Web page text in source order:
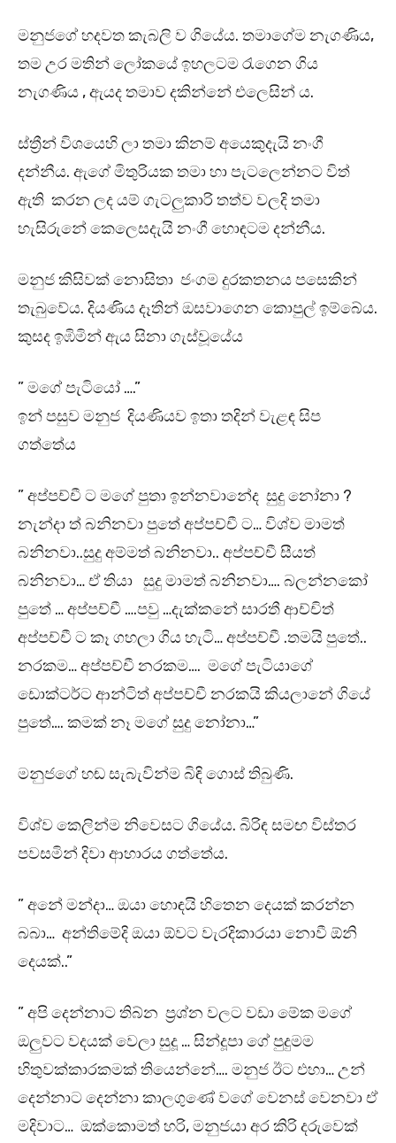
මනුජගේ හදවත කැබලි ව ගියේය. තමාගේම නැගණිය,
තම උර මතින් ලෝකයේ ඉහලටම රැගෙන ගිය
නැගණිය , ඇයද තමාව දකින්නේ එලෙසින් ය.
ස්ත්‍රීන් විශයෙහි ලා තමා කිනම් අයෙකුදැයි නංගී
දන්නීය. ඇගේ මිතුරියක තමා හා පැටලෙන්නට විත්
ඇති කරන ලද යම් ගැටලුකාරි තත්ව වලදි තමා
හැසිරුනේ කෙලෙසදැයි නංගී හොඳටම දන්නීය.
මනුජ කිසිවක් නොසිතා ජංගම දුරකතනය පසෙකින්
තැබුවේය. දියණිය දෑතින් ඔසවාගෙන කොපුල් ඉම්බේය.
කුසද ඉඹිමින් ඇය සිනා ගැස්වූයේය
” මගේ පැටියෝ ….”
ඉන් පසුව මනුජ දියණියව ඉතා තදින් වැළඳ සිප
ගත්තේය
” අප්පච්චී ට මගේ පුතා ඉන්නවානේද සුදු නෝනා ?
නැන්දා ත් බනිනවා පුතේ අප්පච්චී ට… විශ්ව මාමත්
බනිනවා..සුදු අම්මත් බනිනවා.. අප්පච්චී සීයත්
බනිනවා… ඒ තියා සුදු මාමත් බනිනවා…. බලන්නකෝ
පුතේ … අප්පච්චී ….පවු …දැක්කනේ සාරතී ආච්චිත්
අප්පච්චී ට කෑ ගහලා ගිය හැටි… අප්පච්චී .තමයි පුතේ..
නරකම… අප්පච්චී නරකම…. මගේ පැටියාගේ
ඩොක්ටර්ට ආන්ටිත් අප්පච්චී නරකයි කියලානේ ගියේ
පුතේ…. කමක් නෑ මගේ සුදු නෝනා…”
මනුජගේ හඬ සැබැවින්ම බිඳි ගොස් තිබුණි.
විශ්ව කෙලින්ම නිවෙසට ගියේය. බිරිඳ සමඟ විස්තර
පවසමින් දිවා ආහාරය ගත්තේය.
” අනේ මන්දා… ඔයා හොඳයි හිතෙන දෙයක් කරන්න
බබා… අන්තිමේදි ඔයා ඕවට වැරදිකාරයා නොවී ඕනි
දෙයක්..”
” අපි දෙන්නාට තිබ්න ප්‍රශ්න වලට වඩා මේක මගේ
ඔලුවට වදයක් වෙලා සුදූ … සින්දූපා ගේ පුදුමම
හිතුවක්කාරකමක් තියෙන්නේ…. මනුජ ඊට එහා… උන්
දෙන්නාට දෙන්නා කාලගුණේ වගේ වෙනස් වෙනවා ඒ
මදිවාට… ඔක්කොමත් හරි, මනුජයා අර කිරි දරුවෙක්